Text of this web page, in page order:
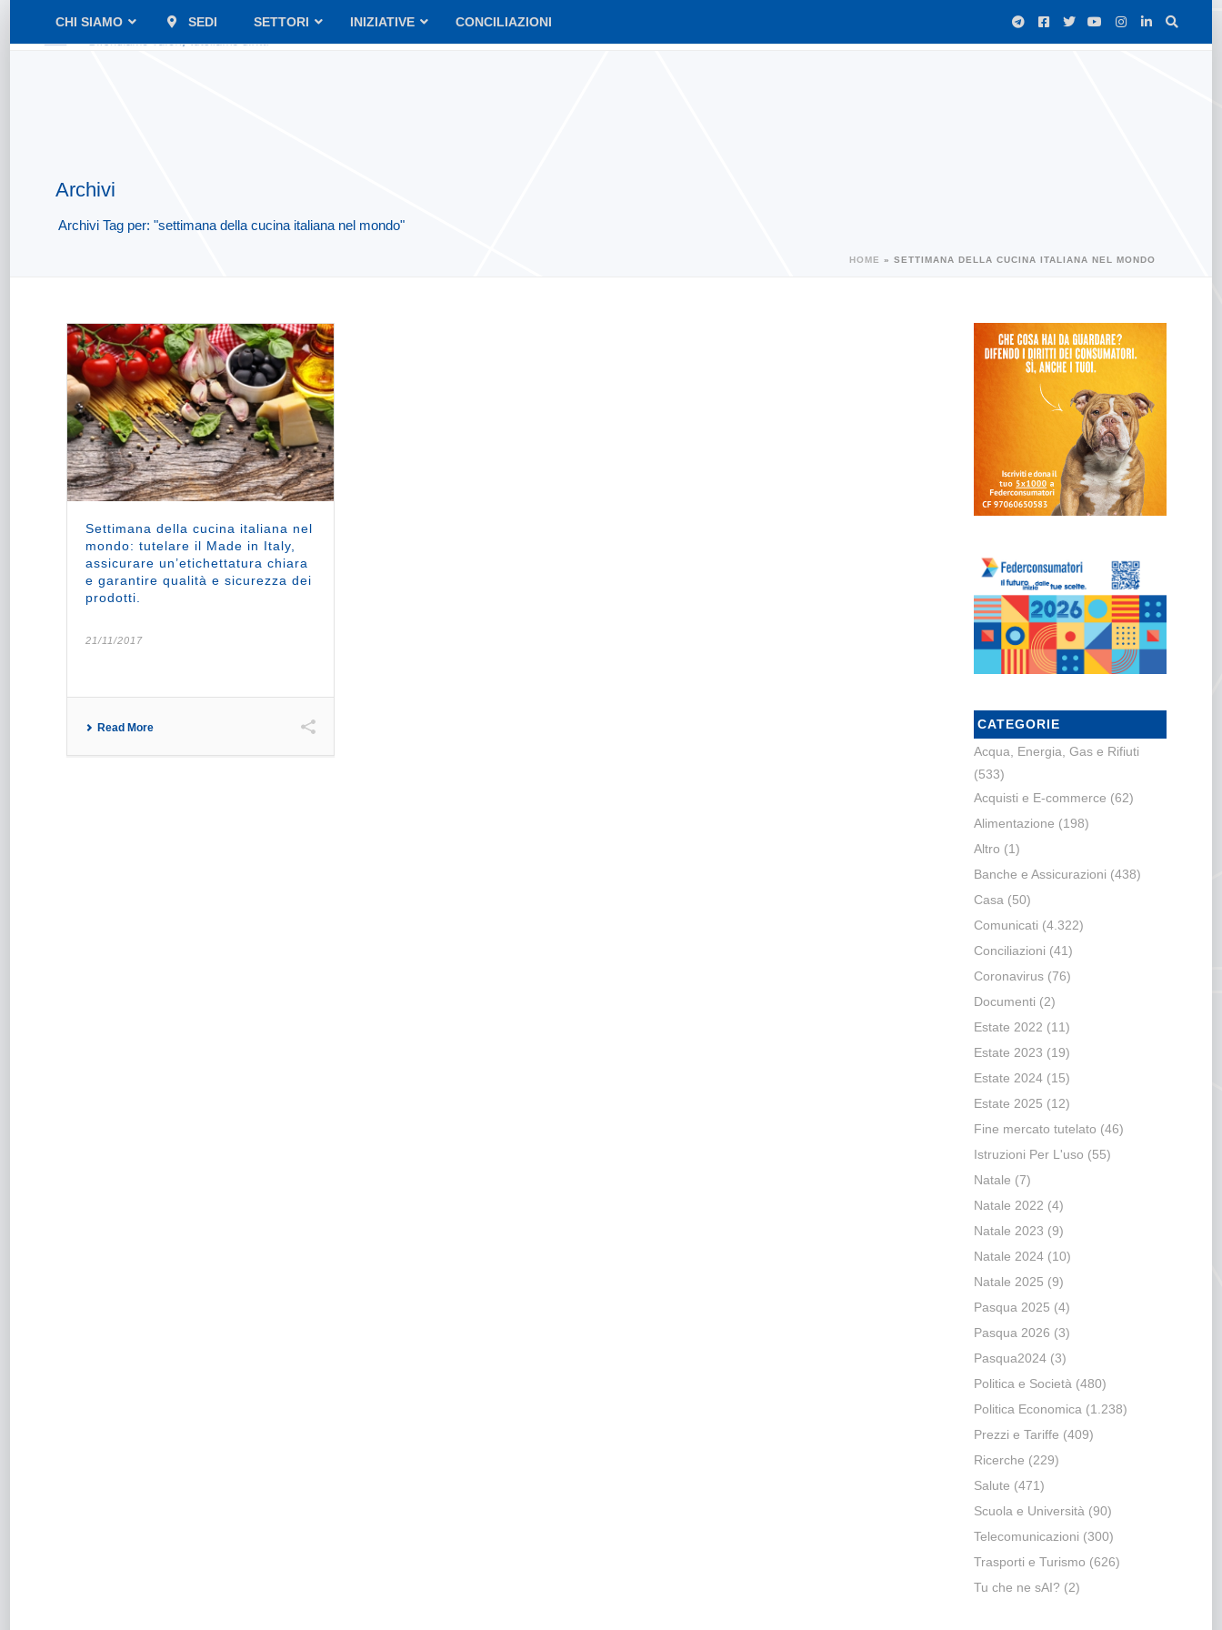
CHI SIAMO SEDI SETTORI INIZIATIVE CONCILIAZIONI
Archivi
Archivi Tag per: "settimana della cucina italiana nel mondo"
HOME » SETTIMANA DELLA CUCINA ITALIANA NEL MONDO
Settimana della cucina italiana nel
mondo: tutelare il Made in Italy,
assicurare un’etichettatura chiara
e garantire qualità e sicurezza dei
prodotti.
21/11/2017
Read More
CATEGORIE
Acqua, Energia, Gas e Rifiuti
(533)
Acquisti e E-commerce (62)
Alimentazione (198)
Altro (1)
Banche e Assicurazioni (438)
Casa (50)
Comunicati (4.322)
Conciliazioni (41)
Coronavirus(76)
Documenti (2)
Estate 2022 (11)
Estate 2023 (19)
Estate 2024(15)
Estate 2025 (12)
Fine mercato tutelato (46)
Istruzioni Per L'uso (55)
Natale (7)
Natale 2022 (4)
Natale 2023 (9)
Natale 2024(10)
Natale 2025 (9)
Pasqua 2025 (4)
Pasqua 2026 (3)
Pasqua2024(3)
Politica e Società (480)
Politica Economica (1.238)
Prezzi e Tariffe (409)
Ricerche (229)
Salute (471)
Scuola e Università (90)
Telecomunicazioni (300)
Trasporti e Turismo (626)
Tu che ne sAI? (2)